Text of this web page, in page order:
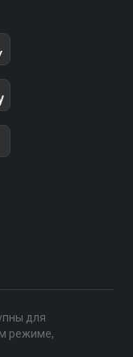
для
режиме,